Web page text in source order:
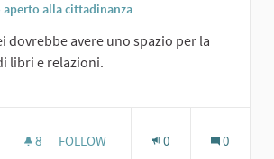
alla cittadinanza
dovrebbe avere uno spazio per la
libri e relazioni.
8 8 FOLLOWERS
FOLLOW 0 0